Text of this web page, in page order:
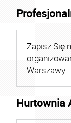
Zapisz Się
Warszawy.
Hurtownia